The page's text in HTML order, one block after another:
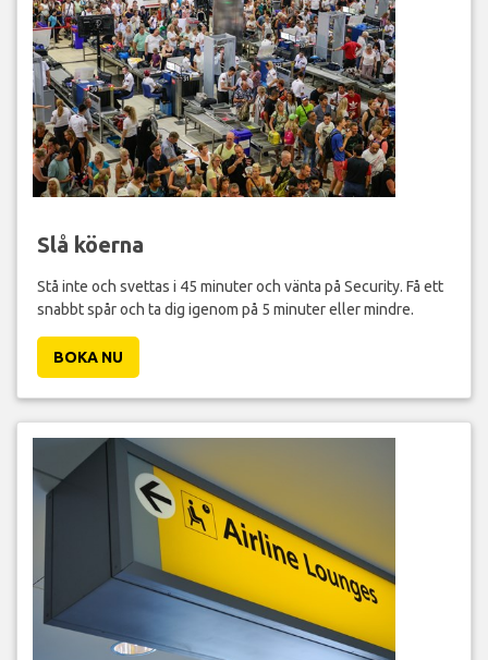
Slå köerna
Stå inte och svettas i 45 minuter och vänta på Security. Få ett
snabbt spår och ta dig igenom på 5 minuter eller mindre.
BOKA NU